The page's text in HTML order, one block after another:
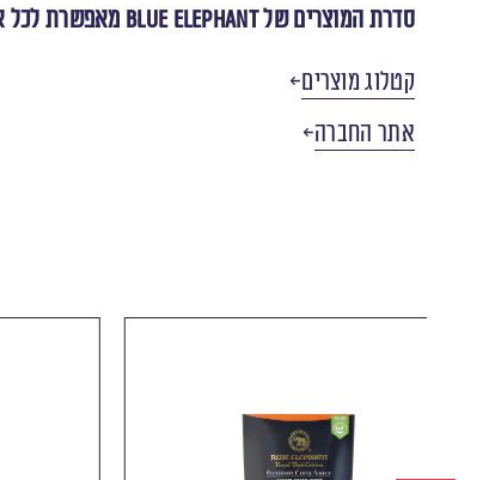
סדרת המוצרים של Blue Elephant מאפשרת לכל אחד להיות שף תאילנדי בקלות ובמהירות במטבח הביתי.
קטלוג מוצרים
אתר החברה